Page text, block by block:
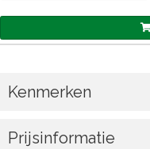
Kenmerken
Prijsinformatie